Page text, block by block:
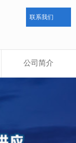
联系我们
公司简介